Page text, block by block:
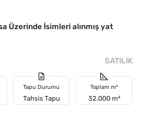
Üzerinde İsimleri alınmış yat
SATILIK
Tapu Durumu
Tahsis Tapu
Toplam m²
32.000 m²